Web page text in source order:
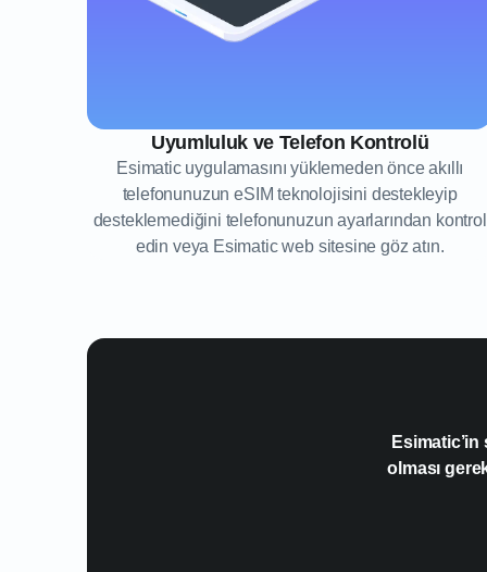
Uyumluluk ve Telefon Kontrolü
Esimatic uygulamasını yüklemeden önce akıllı
telefonunuzun eSIM teknolojisini destekleyip
desteklemediğini telefonunuzun ayarlarından kontrol
edin veya Esimatic web sitesine göz atın.
olması